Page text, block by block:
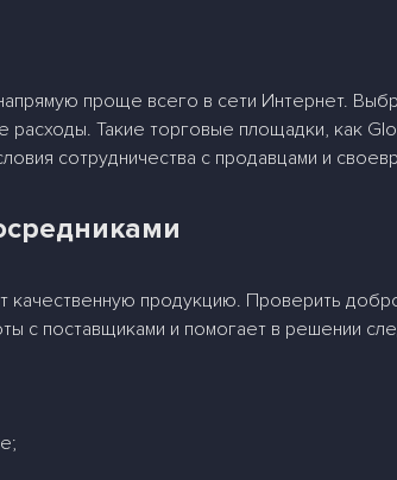
проще всего в сети Интернет.
расходы. Такие торговые площадки, как
сотрудничества с продавцами и
качественную продукцию. Проверить
с поставщиками и помогает в решении